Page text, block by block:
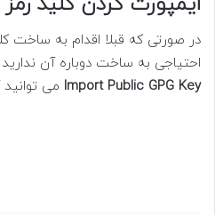
در صورتی که قبلا اقدام به ساخت
احتیاجی به ساخت دوباره آن
Import Public GPG Key می